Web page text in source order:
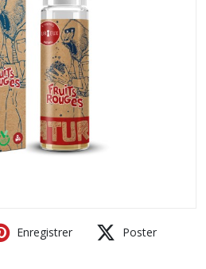
Enregistrer Poster